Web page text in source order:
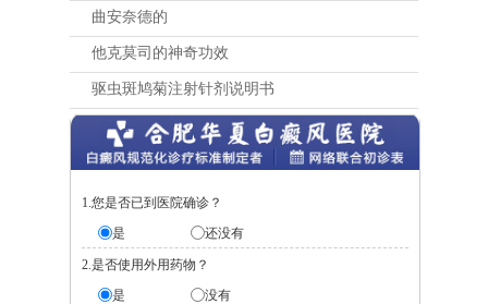
曲安奈德的
他克莫司的神奇功效
驱虫斑鸠菊注射针剂说明书
1.您是否已到医院确诊？
是
还没有
2.是否使用外用药物？
是
没有